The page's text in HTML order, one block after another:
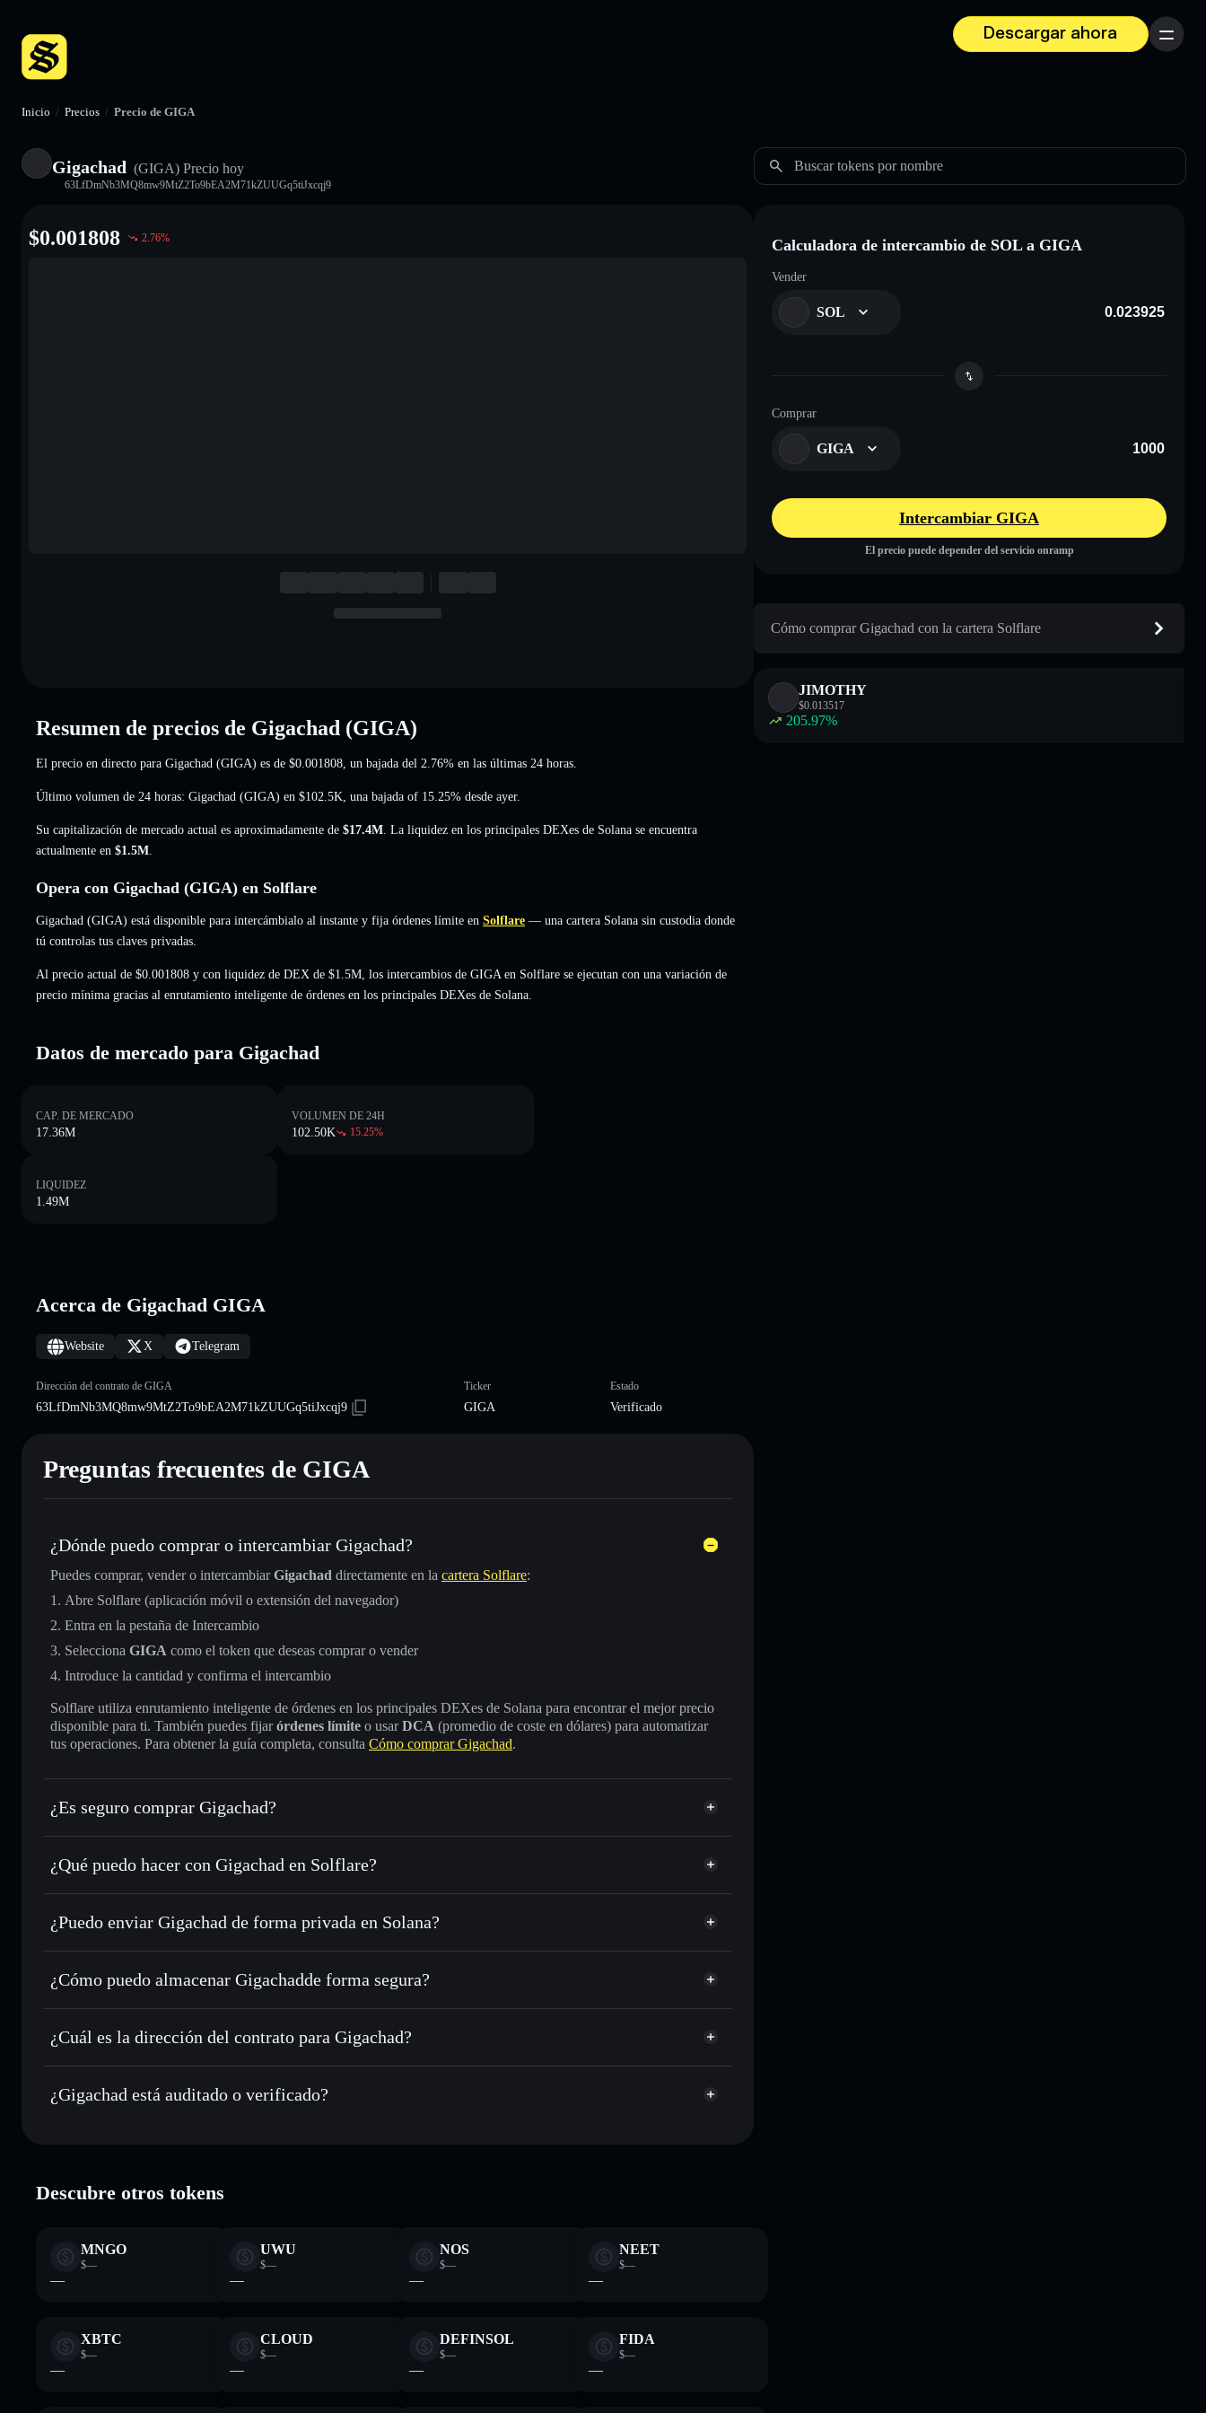
Descargar ahora
Menú
Inicio / Precios / Precio de GIGA
Gigachad (GIGA) Precio hoy
63LfDmNb3MQ8mw9MtZ2To9bEA2M71kZUUGq5tiJxcqj9
Buscar tokens por nombre
$0.001808 2.76%
Resumen de precios de Gigachad (GIGA)
El precio en directo para Gigachad (GIGA) es de $0.001808 , un bajada del 2.76% en las últimas 24 horas.
Último volumen de 24 horas: Gigachad (GIGA) en $102.5K una bajada of 15.25% desde ayer.
Su capitalización de mercado actual es aproximadamente de $17.4M . La liquidez en los principales DEXes de Solana se encuentra
actualmente en $1.5M
Opera con Gigachad (GIGA) en Solflare
Gigachad (GIGA) está disponible para intercámbialo al instante y fija órdenes límite en Solflare — una cartera Solana sin custodia donde
tú controlas tus claves privadas.
Al precio actual de $0.001808 y con liquidez de DEX de $1.5M, los intercambios de GIGA en Solflare se ejecutan con una variación de
precio mínima gracias al enrutamiento inteligente de órdenes en los principales DEXes de Solana.
Datos de mercado para Gigachad
CAP. DE MERCADO
17.36M
VOLUMEN DE 24H
102.50K 15.25%
LIQUIDEZ
1.49M
Acerca de Gigachad GIGA
Website X Telegram
Dirección del contrato de GIGA
63LfDmNb3MQ8mw9MtZ2To9bEA2M71kZUUGq5tiJxcqj9
Ticker
GIGA
Estado
Verificado
Preguntas frecuentes de GIGA
¿Dónde puedo comprar o intercambiar Gigachad?
Puedes comprar, vender o intercambiarGigachad directamente en la cartera Solflare:
Abre Solflare (aplicación móvil o extensión del navegador)
Entra en la pestaña de Intercambio
Selecciona GIGA como el token que deseas comprar o vender
Introduce la cantidad y confirma el intercambio
Solflare utiliza enrutamiento inteligente de órdenes en los principales DEXes de Solana para encontrar el mejor precio
disponible para ti. También puedes fijarórdenes límite o usarDCA (promedio de coste en dólares) para automatizar
tus operaciones. Para obtener la guía completa, consulta Cómo comprar Gigachad.
¿Es seguro comprar Gigachad?
Gigachad token verificado
¿Qué puedo hacer con Gigachad en Solflare?
Gigachad
cartera de Solflare
Intercambiar al instante: operar con GIGA para SOL, USDC o miles de otros tokens de Solana con enrutamiento
Utilizar DCA: promedio de coste en dólares en GIGA a lo largo del tiempo
Enviar de forma privada: transferir GIGA sin vincular públicamente las carteras usando el agregador de privacidad
integrado de Solflare
Holdear de forma segura: almacenar GIGA en una cartera sin custodia donde tú controla tus claves privadas
¿Puedo enviar Gigachad de forma privada en Solana?
cartera de Solflare
agregador de privacidad
Gigachad
¿Cómo puedo almacenar Gigachadde forma segura?
Gigachad cartera sin custodia Solflare
¿Cuál es la dirección del contrato para Gigachad?
Gigachad
63LfDmNb3MQ8mw9MtZ2To9bEA2M71kZUUGq5tiJxcqj9
¿Gigachad está auditado o verificado?
Descubre otros tokens
MNGO
$—
—
UWU
$—
—
NOS
$—
—
NEET
$—
—
XBTC
$—
—
CLOUD
$—
—
DEFINSOL
$—
—
FIDA
$—
—
Calculadora de intercambio de SOL a GIGA
Vender
SOL
Comprar
GIGA
Intercambiar GIGA
El precio puede depender del servicio onramp
Cómo comprar Gigachad con la cartera Solflare
JIMOTHY
$0.013517
205.97%